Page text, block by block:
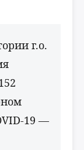
г.о.
19 —